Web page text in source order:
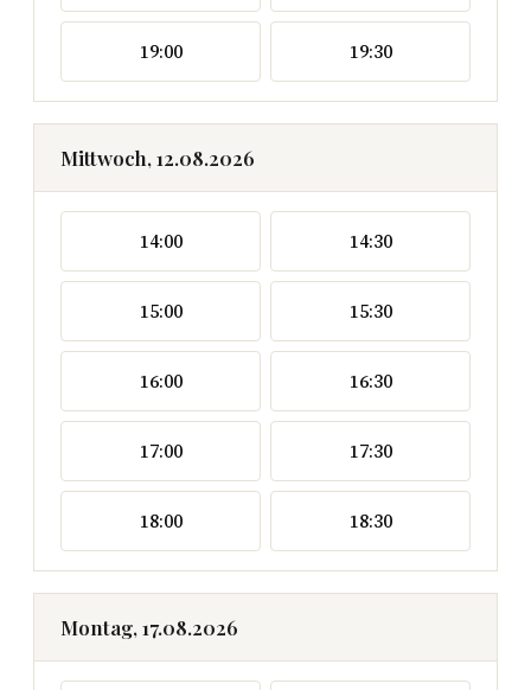
19:00 19:30
Mittwoch, 12.08.2026
14:00 14:30
15:00 15:30
16:00 16:30
17:00 17:30
18:00 18:30
Montag, 17.08.2026